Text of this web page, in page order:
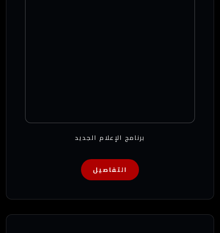
برنامج الإعلام الجديد
التفاصيل